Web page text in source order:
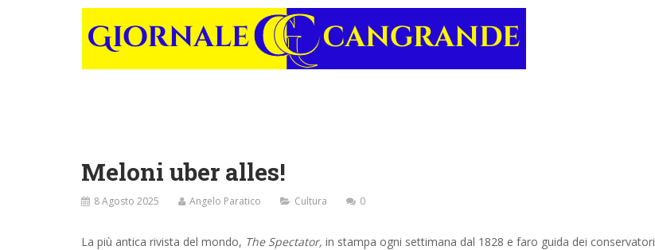
Meloni uber alles!
8 Agosto 2025 Angelo Paratico Cultura 0
La più antica rivista del mondo, The Spectator, in stampa ogni settimana dal 1828 e faro guida dei conservatori